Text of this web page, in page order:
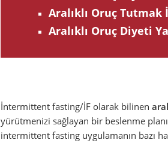
Aralıklı Oruç Tutmak
Aralıklı Oruç Diyeti
İntermittent fasting/İF olarak bilinen
yürütmenizi sağlayan bir beslenme
intermittent fasting uygulamanın bazı